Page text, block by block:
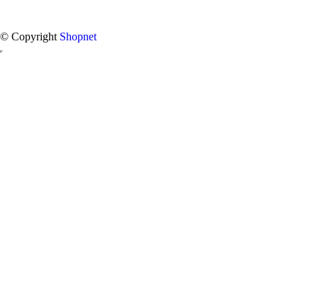
© Copyright Shopnet